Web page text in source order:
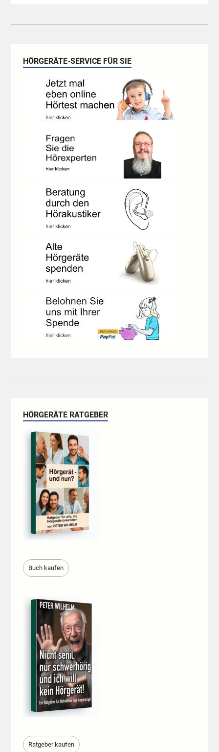
HÖRGERÄTE-SERVICE FÜR SIE
HÖRGERÄTE RATGEBER
Buch kaufen
Ratgeber kaufen